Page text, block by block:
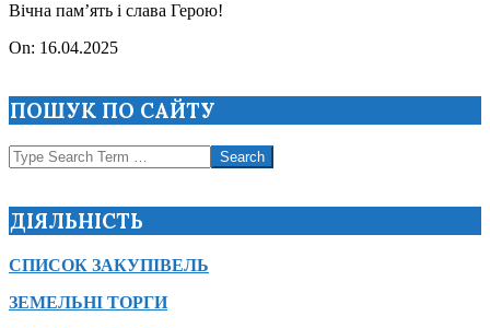
Вічна пам’ять і слава Герою!
2025-
On: 16.04.2025
ПОШУК ПО САЙТУ
Search
ДІЯЛЬНІСТЬ
СПИСОК ЗАКУПІВЕЛЬ
ЗЕМЕЛЬНІ ТОРГИ